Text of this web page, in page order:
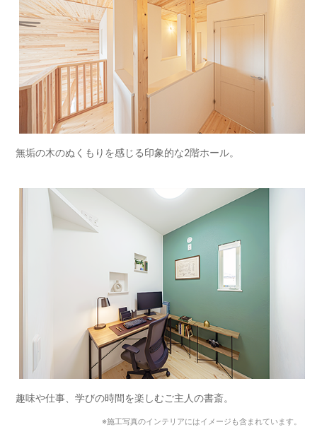
無垢の木のぬくもりを感じる印象的な2階ホール。
趣味や仕事、学びの時間を楽しむご主人の書斎。
※施工写真のインテリアにはイメージも含まれています。